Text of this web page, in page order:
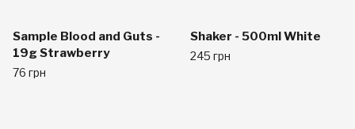
Sample Blood and Guts -
19g Strawberry
76 грн
Shaker - 500ml White
245 грн